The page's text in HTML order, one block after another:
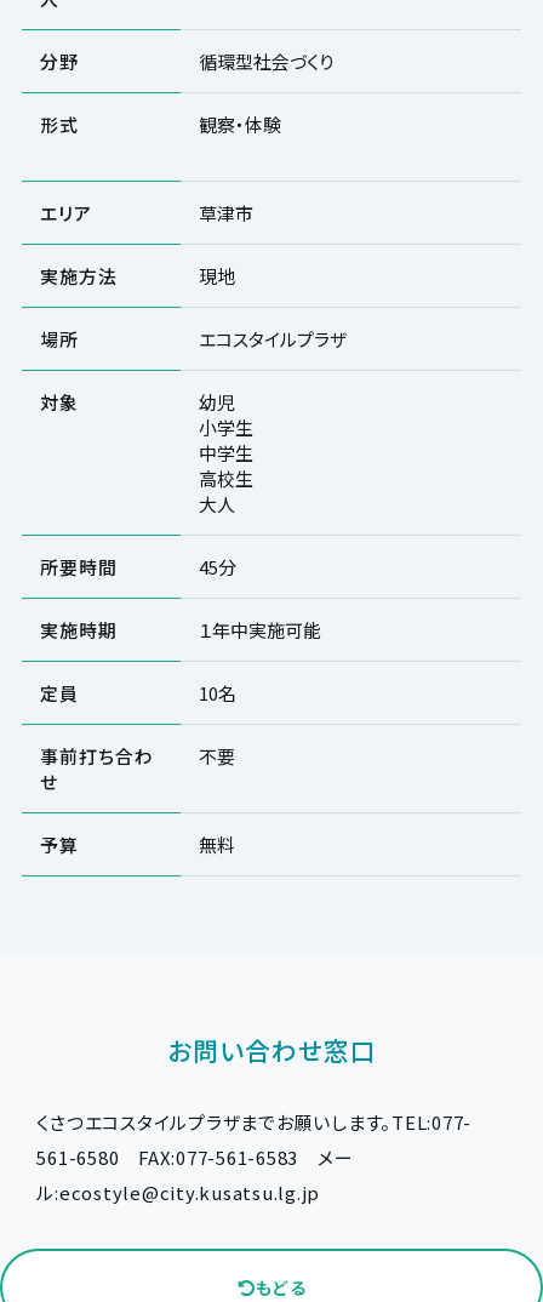
分野 循環型社会づくり
形式 観察・体験
エリア 草津市
実施方法 現地
場所 エコスタイルプラザ
対象
幼児
小学生
中学生
高校生
大人
所要時間 45分
実施時期 １年中実施可能
定員 10名
事前打ち合わ
せ
不要
予算 無料
お問い合わせ窓口
くさつエコスタイルプラザまでお願いします。TEL:077-
561-6580 FAX:077-561-6583 メー
ル:ecostyle@city.kusatsu.lg.jp
もどる